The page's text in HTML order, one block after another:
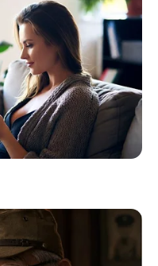
the secret to
Women Would